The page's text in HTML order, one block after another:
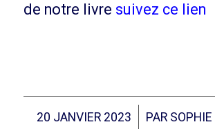
de notre livre suivez ce lien
20 JANVIER 2023
/ PAR